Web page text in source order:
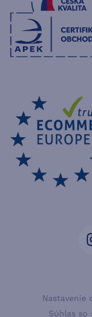
Nastavenie
Súhlas so